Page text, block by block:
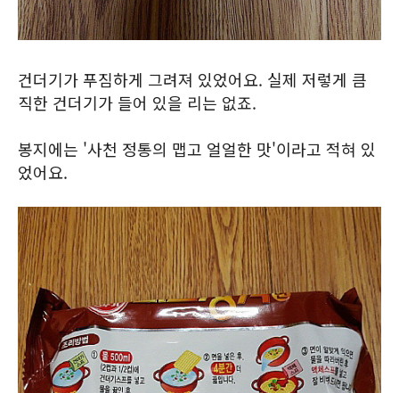
건더기가 푸짐하게 그려져 있었어요. 실제 저렇게 큼
직한 건더기가 들어 있을 리는 없죠.
봉지에는 '사천 정통의 맵고 얼얼한 맛'이라고 적혀 있
었어요.